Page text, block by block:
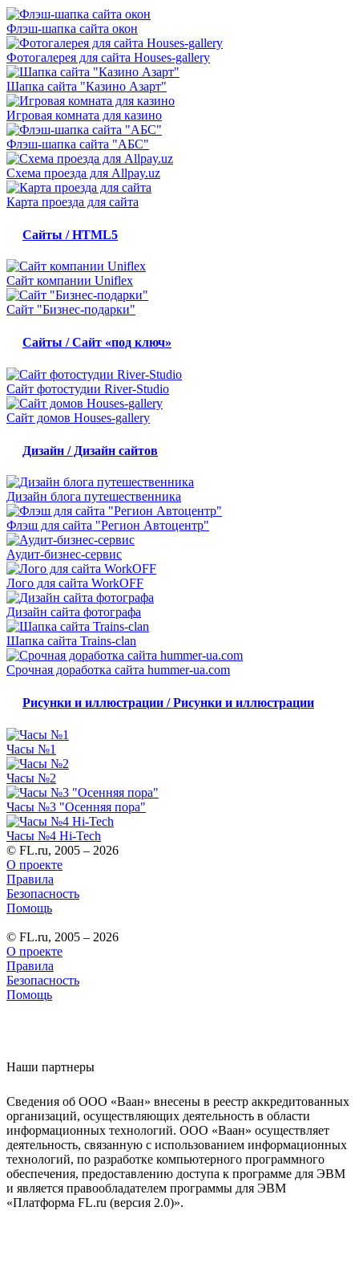
Флэш-шапка сайта окон
Фотогалерея для сайта Houses-gallery
Шапка сайта "Казино Азарт"
Игровая комната для казино
Флэш-шапка сайта "АБС"
Схема проезда для Allpay.uz
Карта проезда для сайта
Сайты / HTML5
Сайт компании Uniflex
Сайт "Бизнес-подарки"
Сайты / Сайт «под ключ»
Сайт фотостудии River-Studio
Сайт домов Houses-gallery
Дизайн / Дизайн сайтов
Дизайн блога путешественника
Флэш для сайта "Регион Автоцентр"
Аудит-бизнес-сервис
Лого для сайта WorkOFF
Дизайн сайта фотографа
Шапка сайта Trains-clan
Срочная доработка сайтa hummer-ua.com
Рисунки и иллюстрации / Рисунки и иллюстрации
Часы №1
Часы №2
Часы №3 "Осенняя пора"
Часы №4 Hi-Tech
© FL.ru, 2005 – 2026
О проекте
Правила
Безопасность
Помощь
© FL.ru, 2005 – 2026
О проекте
Правила
Безопасность
Помощь
Наши партнеры
Сведения об ООО «Ваан» внесены в реестр аккредитованных
организаций, осуществляющих деятельность в области
информационных технологий. ООО «Ваан» осуществляет
деятельность, связанную с использованием информационных
технологий, по разработке компьютерного программного
обеспечения, предоставлению доступа к программе для ЭВМ
и является правообладателем программы для ЭВМ
«Платформа FL.ru (версия 2.0)».